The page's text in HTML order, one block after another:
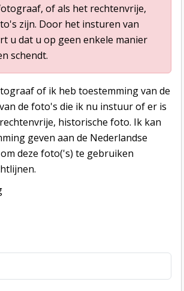
of als het rechtenvrije,
zijn. Door het insturen van
u dat u op geen enkele manier
schendt.
of ik heb toestemming van de
de foto's die ik nu instuur of er is
historische foto. Ik kan
geven aan de Nederlandse
deze foto('s) te gebruiken